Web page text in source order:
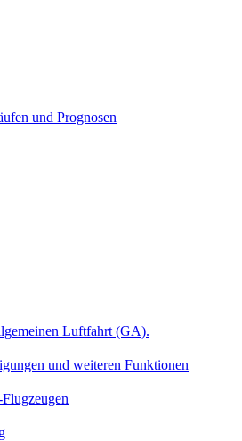
und Prognosen
Luftfahrt (GA).
und weiteren Funktionen